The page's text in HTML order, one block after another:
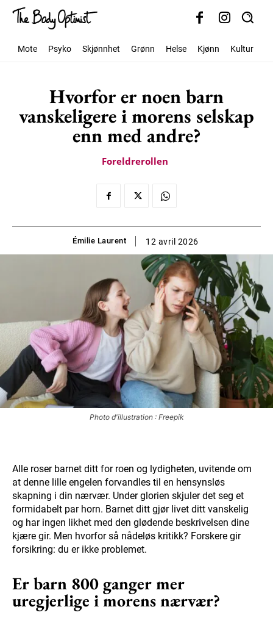
Mote Psyko Skjønnhet Grønn Helse Kjønn Kultur
Hvorfor er noen barn
vanskeligere i morens selskap
enn med andre?
Foreldrerollen
Émilie Laurent 12 avril 2026
Photo d'illustration : Freepik
Alle roser barnet ditt for roen og lydigheten, uvitende om
at denne lille engelen forvandles til en hensynsløs
skapning i din nærvær. Under glorien skjuler det seg et
formidabelt par horn. Barnet ditt gjør livet ditt vanskelig
og har ingen likhet med den glødende beskrivelsen dine
kjære gir. Men hvorfor så nådeløs kritikk? Forskere gir
forsikring: du er ikke problemet.
Er barn 800 ganger mer
uregjerlige i morens nærvær?